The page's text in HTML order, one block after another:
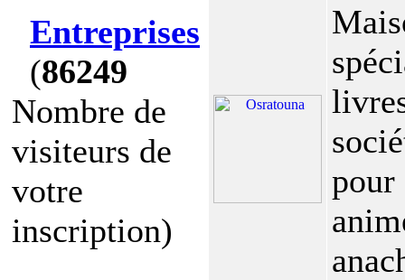
Entreprises
(86249
Nombre de
visiteurs de
votre
inscription)
pour